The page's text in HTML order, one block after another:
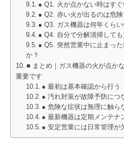
● Q1. 火が点かない時はす
● Q2. 赤い火が出るのは危険
● Q3. ガス機器は何年くらい
● Q4. 自分で分解清掃しても
● Q5. 突然営業中に止まっ
か？
■ まとめ｜ガス機器の火が点か
重要です
● 最初は基本確認から行う
● 汚れ対策が故障予防につ
● 危険な症状は無理に触ら
● 最新機器は定期メンテナ
● 安定営業には日常管理が